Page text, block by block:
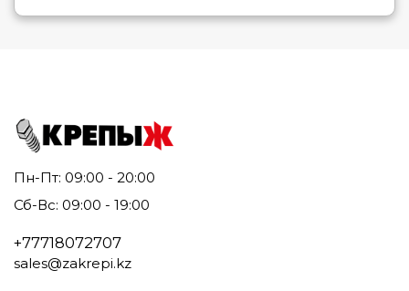
Пн-Пт: 09:00 - 20:00
Сб-Вс: 09:00 - 19:00
+77718072707
sales@zakrepi.kz